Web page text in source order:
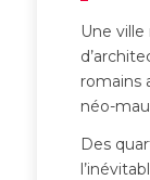
Une
romains
néo-
Des